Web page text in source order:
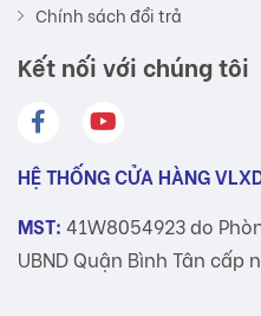
Chính sách đổi trả
Kết nối với chúng tôi
HỆ THỐNG CỬA HÀNG
MST: 41W8054923 do
UBND Quận Bình Tân cấp